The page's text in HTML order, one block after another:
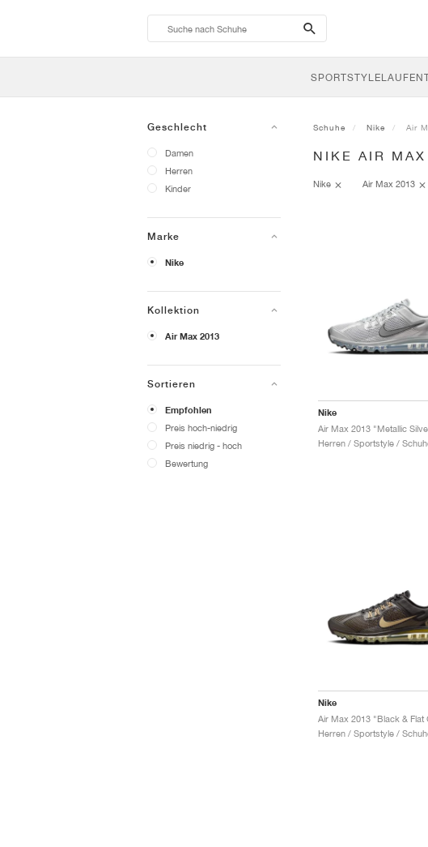
search-
btn
SPORTSTYLELAUFEN
Geschlecht
Damen
Herren
Kinder
Marke
Nike
Kollektion
Air Max 2013
Sortieren
Empfohlen
Preis hoch-niedrig
Preis niedrig - hoch
Bewertung
Schuhe Nike Air
NIKE AIR
Nike Air Max 2013
Nike
Herren / Sportstyle /
Nike
Air Max 2013 "Black & Flat
Herren / Sportstyle /